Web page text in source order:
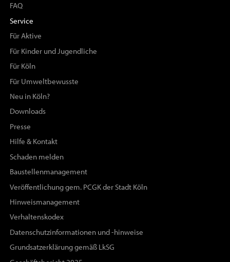
FAQ
Service
Für Aktive
Für Kinder und Jugendliche
Für Köln
Für Umweltbewusste
Neu in Köln?
Downloads
Presse
Hilfe & Kontakt
Schaden melden
Baustellenmanagement
Veröffentlichung gem. PCGK der Stadt Köln
Hinweismanagement
Verhaltenskodex
Datenschutzinformationen und -hinweise
Grundsatzerklärung gemäß LkSG